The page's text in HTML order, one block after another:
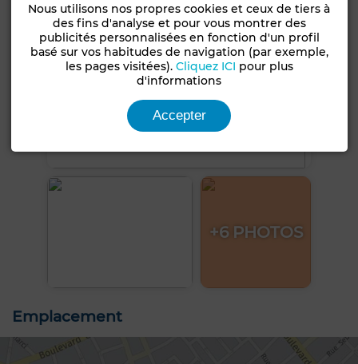
+6 PHOTOS
Emplacement
Nous utilisons nos propres cookies et ceux de tiers à
des fins d'analyse et pour vous montrer des
publicités personnalisées en fonction d'un profil
basé sur vos habitudes de navigation (par exemple,
les pages visitées). Cliquez ICI pour plus
d'informations
Accepter